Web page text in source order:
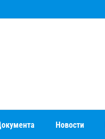
Новости